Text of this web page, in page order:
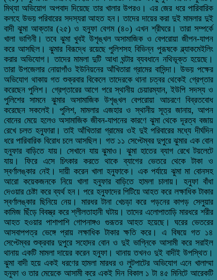
মিথ্যা অভিয়োগ অপবাদ দিয়েছে তার খালার উপরও। এর জের ধরে পারিবারিক
কলহে উভয় পরিবারের সদস্যরা আহত হন। তাদের দায়ের করা দুই মামলার দুই
বাদী ঝুমা আক্তার (২৫) ও হনুফা বেগম (৪০) এখন শ্রীঘরে। তারা সম্পর্কে
খালা ভাগিনী। তবে ঝুমা খুবই উশৃঙ্খল অসামাজিক ও বেপরোয়া জীপন-যাপন
করে আসছিল। ঝুমার বিরূদ্ধে রয়েছে পুলিশসহ বিভিন্ন পুরূষকে ব্ল্যাকমেইলিং
করার অভিযোগ। তাদের মামলা দুটি আধা ঘন্টার ব্যবধানে নথিভূক্ত হয়েছে।
তারা উপজেলার নোয়াগাঁও ইউনিয়নের আঁখিতারা গ্রামের বাসিন্দা। উভয় পক্ষের
অভিযোগ থাকায় গত শুক্রবার বিকেলে তাদেরকে থানা চত্বর থেকেই গ্রেপ্তার
করেছেন পুলিশ। গ্রেপ্তারের আগে পরে স্থানীয় চেয়ারম্যান, ইউপি সদস্য ও
পুলিশের সামনে ঝুমার অসামাজিক উশৃঙ্খল বেপরোয়া আচরণে বিব্রতবোধ
করেছেন সকলেই। পুলিশ, মামলার এজহার ও স্থানীয় সূত্র জানায়, আপন
বোনের মেয়ে হলেও অসামাজিক জীবন-যাপনের কারণে ঝুমা থেকে দূরত্ব বজায়
রেখে চলত হনুফারা। তাই আঁখিতারা গ্রামের ওই দুই পরিবারের মধ্যে দীর্ঘদিন
ধরে পারিবারিক বিরোধ চলে আসছিল। গত ১১ সেপ্টেম্বর দুপুরে ঝুমার এক বোন
হনুফার বাড়িতে যায়। সেখানে যায় ঝুমাও। ঝুমা হাতের ব্যাগ রেখে টয়লেটে
যায়। ফিরে এসে চিৎকার করতে থাকে ব্যাগের ভেতরে থেকে টাকা ও
স্বর্ণালঙ্কার নেই। দায়ী করেন খালা হনুফাকে। এক পর্যায়ে ঝুমা মা বোনসহ
আরো কয়েকজনকে নিয়ে খালা হনুফার বাড়িতে হামলা চালায়। হনুফা বাঁধা
দেওয়ার চেষ্টা করে ব্যর্থ হন। পরে হনুফাদের পিটিয়ে আহত করে লক্ষাধিক টাকার
স্বর্ণালঙ্কার ছিনিয়ে নেয়। মারধর টানা খেচড়া করে পড়নের কাপড় সেলুয়ার
কামিজ ছিঁড়ে বিবস্ত্র করে শ্লীলতাহানী ঘটায়। তাদের এলোপাতাড়ি মারধরে শরীর
আহত হওয়ার পাশাপাশি গোপনাঙ্গও গুরূতর আহত হয়েছে। ঘরের ভেতরের
আসবাপপত্র ভেঙ্গে প্রায় লক্ষাধিক টাকার ক্ষতি করে। এ বিষয়ে গত ১৪
সেপ্টেম্বর শুক্রবার দুপুরে সহোদর বোন ও দুই ভাগ্নিকে আসামী করে সরাইল
থানায় একটি মামলা দায়ের করেন হনুফা। থানায় তখনও দুই বাদীই উপস্থিত।
ঝুমা বাদী হয়ে একই ধরণের হামলা মারধর ও লুটপাটের অভিযোগ এনে খালাম্মা
হনুফা ও তার মেয়েকে আসামী করে একই দিন বিকাল ১ টা ৪৫ মিনিটে আরেকটি